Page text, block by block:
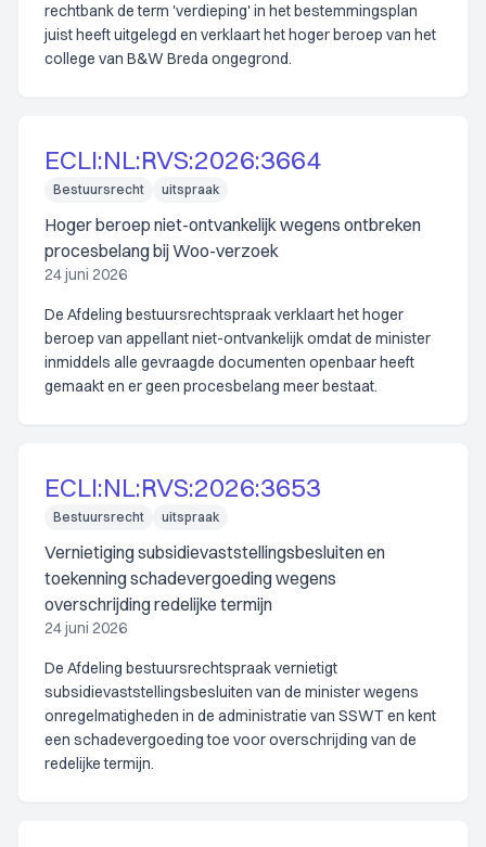
rechtbank de term 'verdieping' in het bestemmingsplan
juist heeft uitgelegd en verklaart het hoger beroep van het
college van B&W Breda ongegrond.
ECLI:NL:RVS:2026:3664
Bestuursrecht uitspraak
Hoger beroep niet-ontvankelijk wegens ontbreken
procesbelang bij Woo-verzoek
24 juni 2026
De Afdeling bestuursrechtspraak verklaart het hoger
beroep van appellant niet-ontvankelijk omdat de minister
inmiddels alle gevraagde documenten openbaar heeft
gemaakt en er geen procesbelang meer bestaat.
ECLI:NL:RVS:2026:3653
Bestuursrecht uitspraak
Vernietiging subsidievaststellingsbesluiten en
toekenning schadevergoeding wegens
overschrijding redelijke termijn
24 juni 2026
De Afdeling bestuursrechtspraak vernietigt
subsidievaststellingsbesluiten van de minister wegens
onregelmatigheden in de administratie van SSWT en kent
een schadevergoeding toe voor overschrijding van de
redelijke termijn.